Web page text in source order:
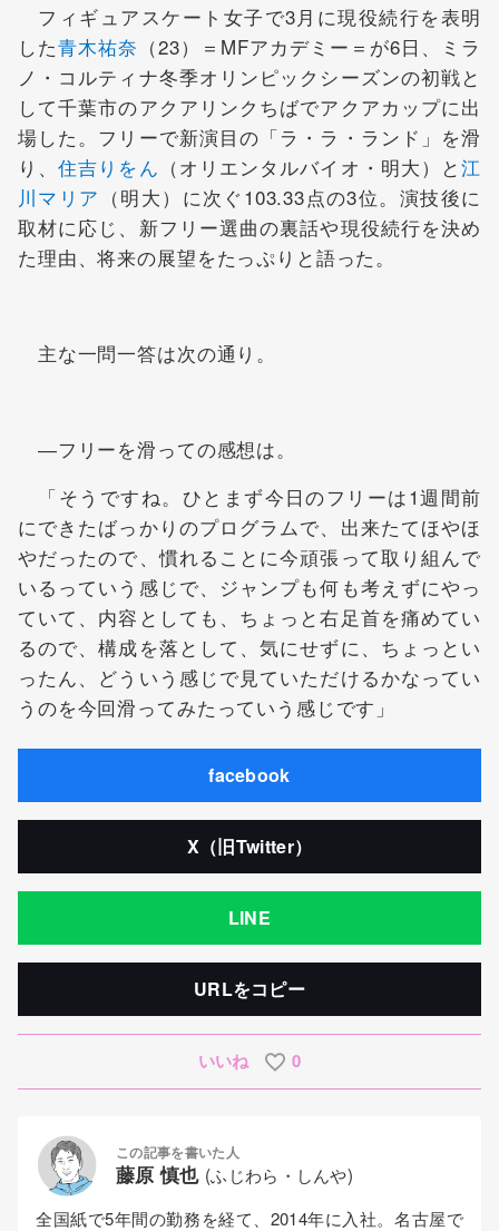
フィギュアスケート女子で3月に現役続行を表明
した青木祐奈 （23）＝MFアカデミー＝が6日、ミラ
ノ・コルティナ冬季オリンピックシーズンの初戦と
して千葉市のアクアリンクちばでアクアカップに出
場した。フリーで新演目の「ラ・ラ・ランド」を滑
り、住吉りをん （オリエンタルバイオ・明大）と江
川マリア （明大）に次ぐ103.33点の3位。演技後に
取材に応じ、新フリー選曲の裏話や現役続行を決め
た理由、将来の展望をたっぷりと語った。
主な一問一答は次の通り。
―フリーを滑っての感想は。
「そうですね。ひとまず今日のフリーは1週間前
にできたばっかりのプログラムで、出来たてほやほ
やだったので、慣れることに今頑張って取り組んで
いるっていう感じで、ジャンプも何も考えずにやっ
ていて、内容としても、ちょっと右足首を痛めてい
るので、構成を落として、気にせずに、ちょっとい
ったん、どういう感じで見ていただけるかなってい
うのを今回滑ってみたっていう感じです」
facebook
X（旧Twitter）
LINE
URLをコピー
いいね 0
この記事を書いた人
藤原 慎也 (ふじわら・しんや)
全国紙で5年間の勤務を経て、2014年に入社。名古屋で